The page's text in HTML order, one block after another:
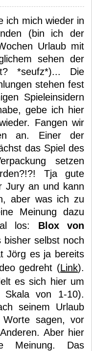
ich mich wieder in
(bin ich der
Urlaub mit
sehen der
*seufz*)... Die
stehen fest
Spieleinsidern
gebe ich hier
Fangen wir
an. Einer der
das Spiel des
setzen
Tja gute
Jury an und kann
aber was ich zu
Meinung dazu
los: Blox von
bisher selbst noch
Jörg es ja bereits
gedreht (Link).
es sich hier um
von 1-10).
seinem Urlaub
sagen, vor
Aber hier
Das